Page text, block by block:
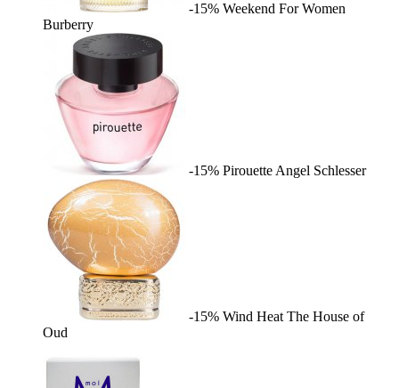
-15% Weekend For Women
Burberry
-15% Pirouette Angel Schlesser
-15% Wind Heat The House of
Oud